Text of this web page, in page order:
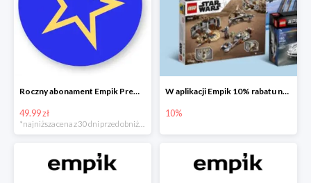
Roczny abonament Empik Premium w super cenie
49.99 zł
*najniższa cena z 30 dni przed obniżką
W aplikacji Empik 10% rabatu na klocki LEGO
10%